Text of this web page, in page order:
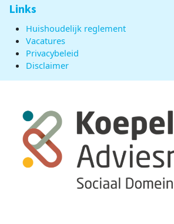
Links
Huishoudelijk reglement
Vacatures
Privacybeleid
Disclaimer